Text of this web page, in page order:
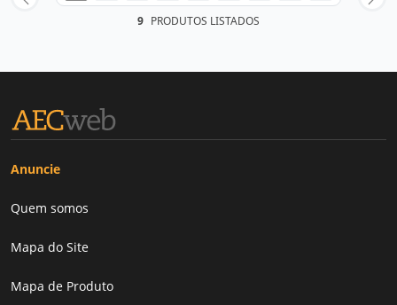
9 PRODUTOS LISTADOS
Anuncie
Quem somos
Mapa do Site
Mapa de Produto